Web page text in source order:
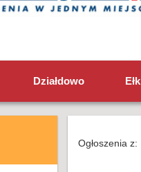
Działdowo Ełk
Ogłoszenia z: